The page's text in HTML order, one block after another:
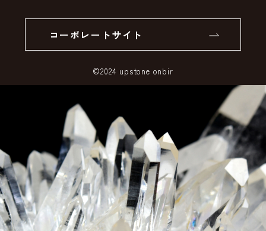
SSLサーバー証明書とは
コーポレートサイト
©2024 upstone onbir